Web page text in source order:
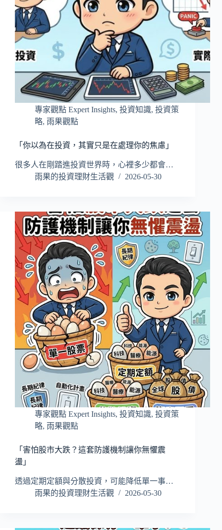
專家觀點 Expert Insights, 投資知識, 投資策
略, 雨果觀點
「你以為在投資，其實只是在處理你的焦慮」
很多人在剛踏進投資世界時，心裡多少都會…
雨果的投資理財生活觀
2026-05-30
專家觀點 Expert Insights, 投資知識, 投資策
略, 雨果觀點
「害怕股市大跌？這套防護機制讓你無懼震
盪」
透過定期定額與分散投資，可能降低單一事…
雨果的投資理財生活觀
2026-05-30